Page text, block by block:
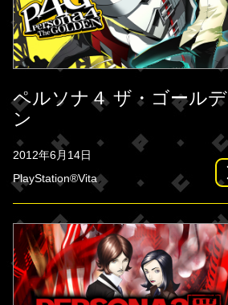
ペルソナ４ ザ・ゴールデ
ン
2012年6月14日
PlayStation®Vita